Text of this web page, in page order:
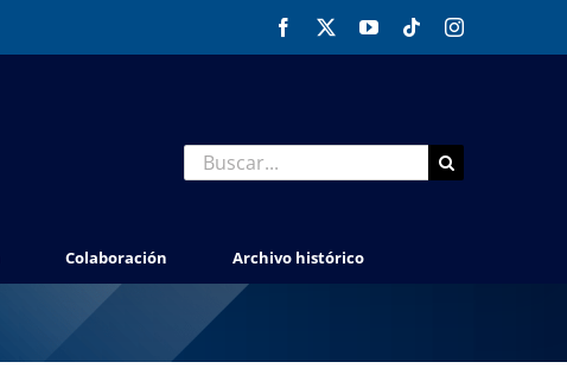
Facebook YouTubeTiktokInstagram
Buscar:
Colaboración Archivo histórico